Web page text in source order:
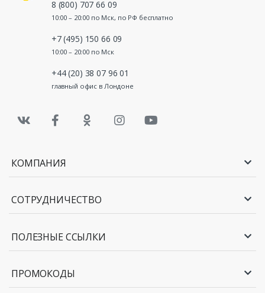
8 (800) 707 66 09
10:00 – 20:00 по Мск, по РФ бесплатно
+7 (495) 150 66 09
10:00 – 20:00 по Мск
+44 (20) 38 07 96 01
главный офис в Лондоне
КОМПАНИЯ
СОТРУДНИЧЕСТВО
ПОЛЕЗНЫЕ ССЫЛКИ
ПРОМОКОДЫ